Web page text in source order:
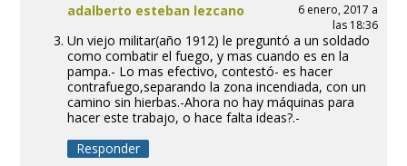
adalberto esteban lezcano
6 enero, 2017 a
las 18:36
Un viejo militar(año 1912) le preguntó a un soldado
como combatir el fuego, y mas cuando es en la
pampa.- Lo mas efectivo, contestó- es hacer
contrafuego,separando la zona incendiada, con un
camino sin hierbas.-Ahora no hay máquinas para
hacer este trabajo, o hace falta ideas?.-
Responder